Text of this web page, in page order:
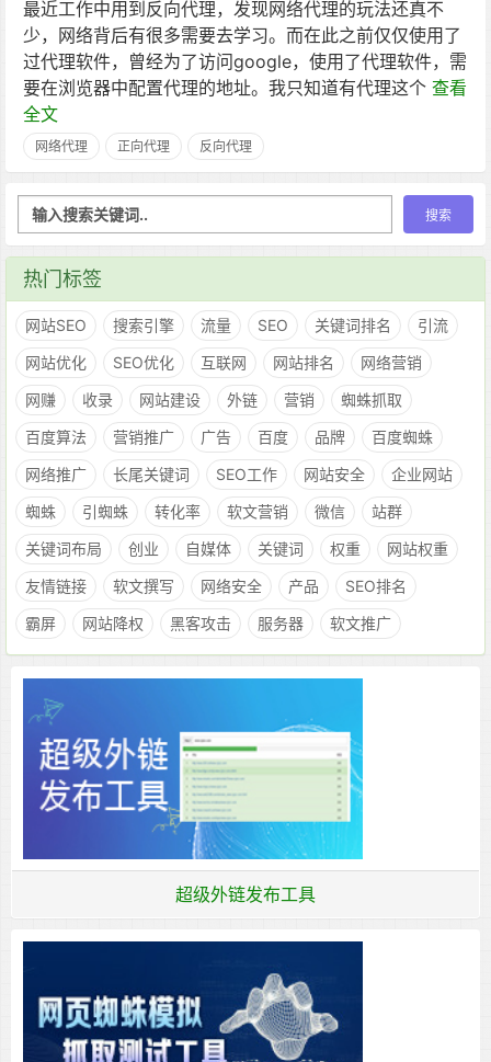
最近工作中用到反向代理，发现网络代理的玩法还真不
少，网络背后有很多需要去学习。而在此之前仅仅使用了
过代理软件，曾经为了访问google，使用了代理软件，需
要在浏览器中配置代理的地址。我只知道有代理这个 查看
全文
网络代理 正向代理 反向代理
热门标签
网站SEO 搜索引擎 流量 SEO 关键词排名
引流
网站优化
SEO优化 互联网 网站排名
网络营销
网赚
收录 网站建设 外链 营销
蜘蛛抓取
百度算法
营销推广 广告 百度 品牌
百度蜘蛛
网络推广
长尾关键词 SEO工作 网站安全
企业网站
蜘蛛
引蜘蛛 转化率 软文营销 微信
站群
关键词布局
创业 自媒体 关键词 权重
网站权重
友情链接
软文撰写 网络安全 产品
SEO排名
霸屏
网站降权 黑客攻击 服务器 软文推广
超级外链发布工具